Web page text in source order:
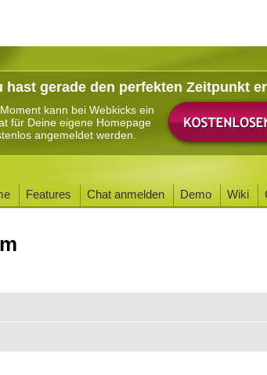
hast gerade den perfekten Zeitpunkt
kann bei Webkicks ein
für Deine eigene Homepage
angemeldet werden.
Features Chat anmelden Demo Wiki